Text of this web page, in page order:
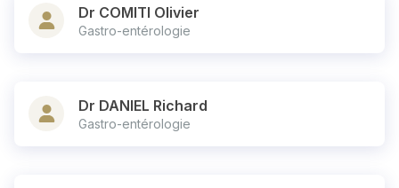
Dr COMITI Olivier
Gastro-entérologie
Dr DANIEL Richard
Gastro-entérologie